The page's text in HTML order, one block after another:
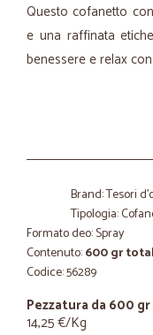
Questo cofanetto
e una raffinata
benessere e relax
Brand: Tesori
Tipologia:
Formato deo: Spray
Contenuto:600 gr
Codice: 56289
Pezzatura da 600
14,25 €/Kg